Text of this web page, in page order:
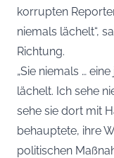
korrupten
niemals lächelt“,
Richtung.
„Sie niemals …
lächelt. Ich sehe
sehe sie dort mit
behauptete, ihre
politischen